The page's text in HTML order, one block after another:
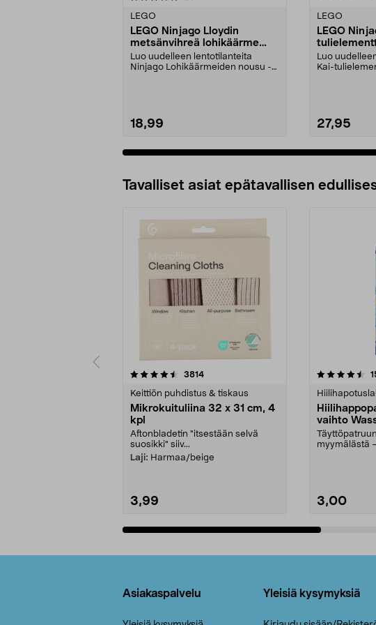
LEGO
LEGO Ninjago Lloydin
metsänvihreä lohikäärme
71829, yli 6-vuotiaille
Luo uudelleen lentotilanteita
Ninjago Lohikäärmeiden nousu -
18,99
LEGO
LEGO
7-vuotiaille
Luo
Kai-
27,95
Tavalliset asiat epätavallisen
3814arvostelut
Keittiön puhdistus & tiskaus
Mikrokuituliina 32 x 31 cm, 4
kpl
Aftonbladetin "itsestään selvä
suosikki" siiv...
Laji: Harmaa/beige
3,99
4.5viidestä
vaihto
myymälästä
3,00
Asiakaspalvelu Yleisiä kysymyksiä